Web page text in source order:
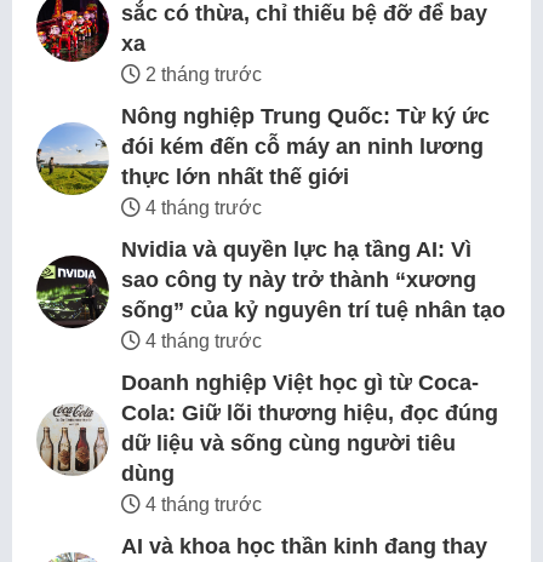
sắc có thừa, chỉ thiếu bệ đỡ để bay
xa
2 tháng trước
Nông nghiệp Trung Quốc: Từ ký ức
đói kém đến cỗ máy an ninh lương
thực lớn nhất thế giới
4 tháng trước
Nvidia và quyền lực hạ tầng AI: Vì
sao công ty này trở thành “xương
sống” của kỷ nguyên trí tuệ nhân tạo
4 tháng trước
Doanh nghiệp Việt học gì từ Coca-
Cola: Giữ lõi thương hiệu, đọc đúng
dữ liệu và sống cùng người tiêu
dùng
4 tháng trước
AI và khoa học thần kinh đang thay